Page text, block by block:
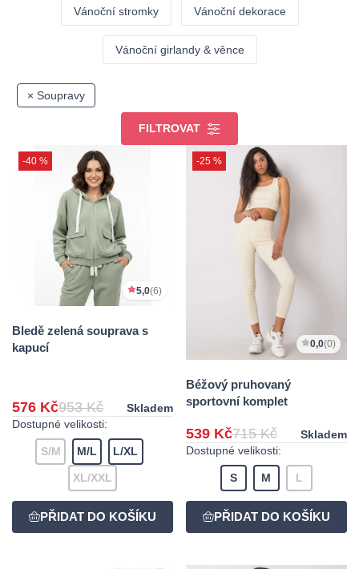
Vánoční stromky Vánoční dekorace
Vánoční girlandy & věnce
× Soupravy
FILTROVAT
-40 %
5,0(6)
Bledě zelená souprava s
kapucí
576 Kč953 Kč
Skladem
Dostupné velikosti:
S/M M/L L/XL
XL/XXL
-25 %
0,0(0)
Béžový pruhovaný
sportovní komplet
539 Kč715 Kč
Skladem
Dostupné velikosti:
S M L